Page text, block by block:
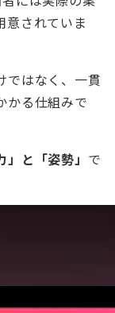
意されていま
ではなく、一貫
かる仕組みで
と「姿勢」 で